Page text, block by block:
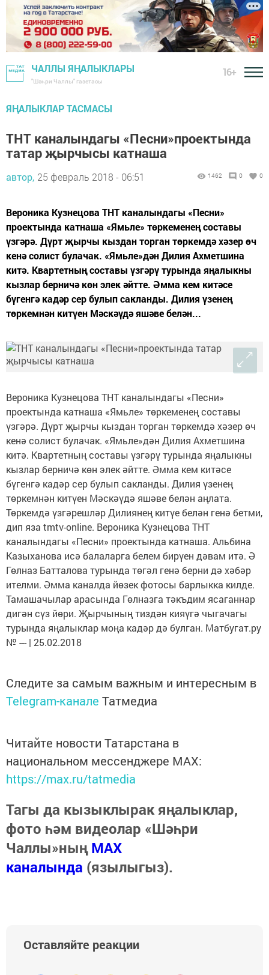
ЧАЛЛЫ ЯҢАЛЫКЛАРЫ
"Шәһри Чаллы" газетасы
16+
ЯҢАЛЫКЛАР ТАСМАСЫ
ТНТ каналындагы «Песни»проектында
татар җырчысы катнаша
автор, 25 февраль 2018 - 06:51 1462 0 0
Вероника Кузнецова ТНТ каналындагы «Песни»
проектында катнаша «Ямьле» төркеменең составы
үзгәрә. Дүрт җырчы кыздан торган төркемдә хәзер өч
кенә солист булачак. «Ямьле»дән Дилия Ахметшина
китә. Квартетның составы үзгәрү турында яңалыкны
кызлар берничә көн элек әйтте. Әмма кем китәсе
бүгенгә кадәр сер булып сакланды. Дилия үзенең
төркемнән китүен Мәскәүдә яшәве белән...
Вероника Кузнецова ТНТ каналындагы «Песни»
проектында катнаша «Ямьле» төркеменең составы
үзгәрә. Дүрт җырчы кыздан торган төркемдә хәзер өч
кенә солист булачак. «Ямьле»дән Дилия Ахметшина
китә. Квартетның составы үзгәрү турында яңалыкны
кызлар берничә көн элек әйтте. Әмма кем китәсе
бүгенгә кадәр сер булып сакланды. Дилия үзенең
төркемнән китүен Мәскәүдә яшәве белән аңлата.
Төркемдә үзгәрешләр Дилиянең китүе белән генә бетми,
дип яза tmtv-online. Вероника Кузнецова ТНТ
каналындагы «Песни» проектында катнаша. Альбина
Казыханова исә балаларга белем бирүен дәвам итә. Ә
Гөлназ Батталова турында төгәл генә берни дә хәбәр
ителми. Әмма каналда йөзек фотосы барлыкка килде.
Тамашачылар арасында Гөлназга тәкъдим ясаганнар
дигән сүз йөри. Җырчының тиздән кияүгә чыгачагы
турында яңалыклар моңа кадәр дә булган. Матбугат.ру
№ --- | 25.02.2018
Следите за самым важным и интересным в
Telegram-канале Татмедиа
Читайте новости Татарстана в
национальном мессенджере MАХ:
https://max.ru/tatmedia
Тагы да кызыклырак яңалыклар,
фото һәм видеолар «Шәһри
Чаллы»ныңMAX
каналында (язылыгыз).
Оставляйте реакции